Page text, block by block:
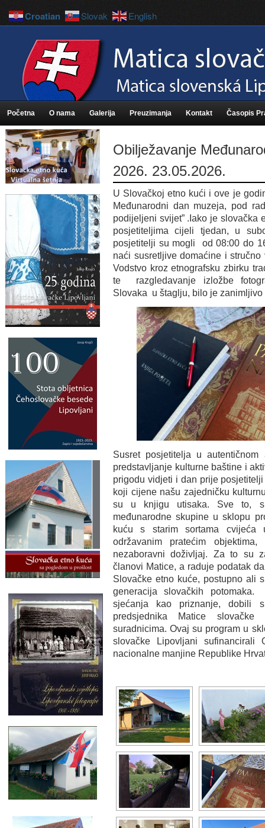
Početna O nama Galerija Preuzimanja Kontakt Časopis
Obilježavanje
2026. 23.05.2026.
U Slovačkoj etno kući i ove je
Međunarodni dan muzeja, pod
podijeljeni svijet” .Iako je slovačka
posjetiteljima cijeli tjedan, u
posjetitelji su mogli od 08:00 do
naći susretljive domaćine i
Vodstvo kroz etnografsku zbirku
te razgledavanje izložbe
Slovaka u štaglju, bilo je zanimljivo
Susret posjetitelja u
predstavljanje kulturne baštine i
prigodu vidjeti i dan prije
koji cijene našu zajedničku
su u knjigu utisaka. Sve to,
međunarodne skupine u sklopu
kuću s starim sortama cvijeća
održavanim pratećim
nezaboravni doživljaj. Za to su
članovi Matice, a raduje podatak
Slovačke etno kuće, postupno ali
generacija slovačkih
sjećanja kao priznanje, dobili
predsjednika Matice
suradnicima. Ovaj su program u
slovačke Lipovljani
nacionalne manjine Republike
Croatian Slovak English